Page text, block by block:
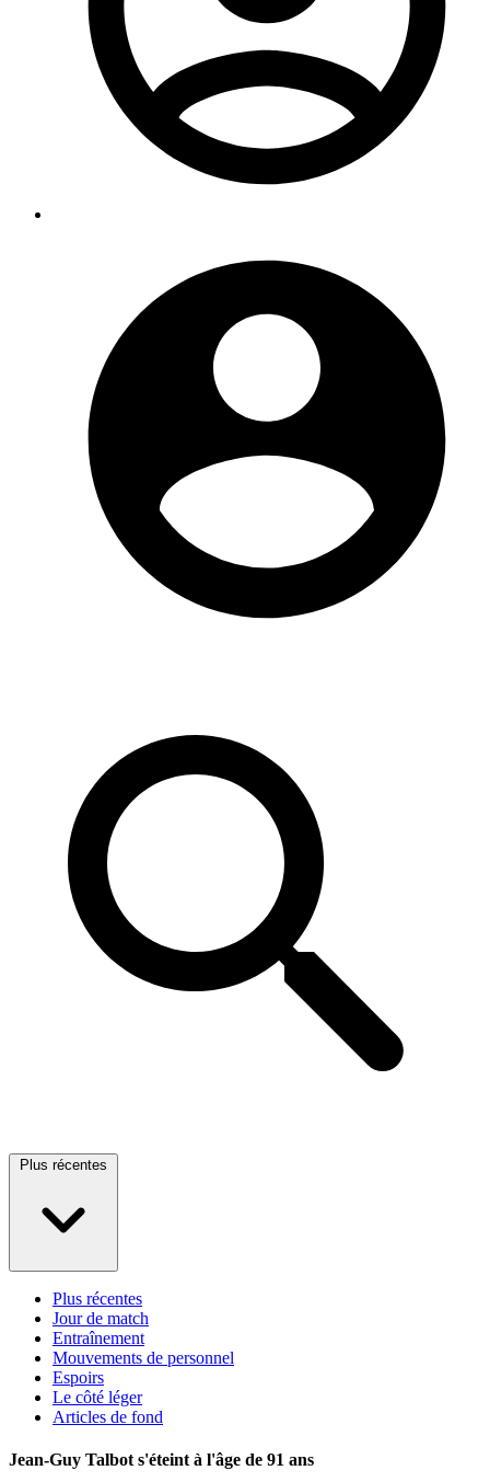
Plus récentes
Plus récentes
Jour de match
Entraînement
Mouvements de personnel
Espoirs
Le côté léger
Articles de fond
Jean-Guy Talbot s'éteint à l'âge de 91 ans